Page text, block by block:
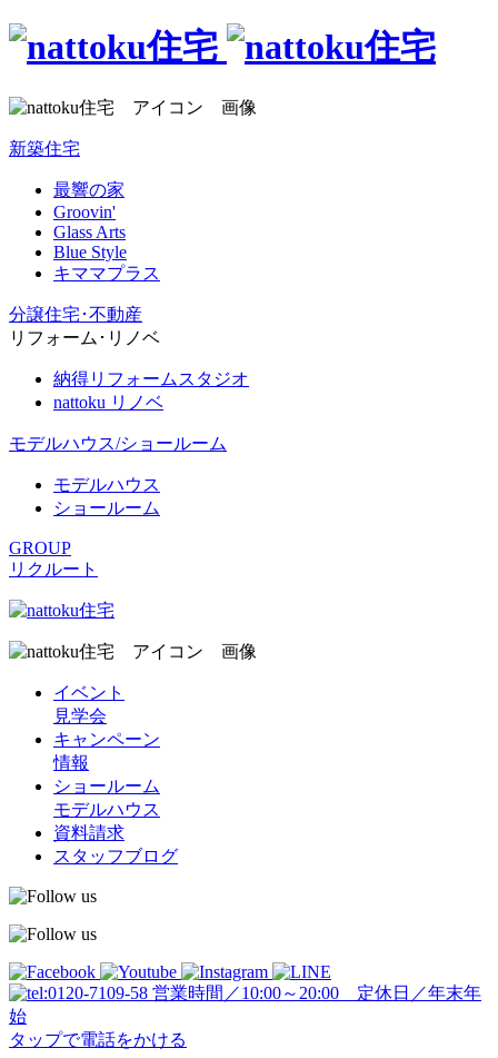
新築住宅
最響の家
Groovin'
Glass Arts
Blue Style
キママプラス
分譲住宅･不動産
リフォーム･リノベ
納得リフォームスタジオ
nattoku リノベ
モデルハウス/ショールーム
モデルハウス
ショールーム
GROUP
リクルート
イベント
見学会
キャンペーン
情報
ショールーム
モデルハウス
資料請求
スタッフブログ
営業時間／10:00～20:00 定休日／年末年
始
タップで電話をかける